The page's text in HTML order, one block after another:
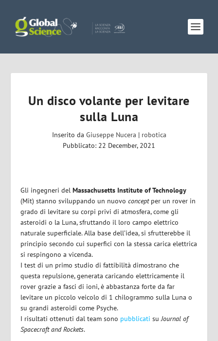
Un disco volante per levitare
sulla Luna
Inserito da Giuseppe Nucera | robotica
Pubblicato: 22 December, 2021
Gli ingegneri delMassachusetts Institute of Technology
(Mit) stanno sviluppando un nuovoconceptper un rover in
grado di levitare su corpi privi di atmosfera, come gli
asteroidi o la Luna, sfruttando il loro campo elettrico
naturale superficiale. Alla base dell’idea, si sfrutterebbe il
principio secondo cui superfici con la stessa carica elettrica
si respingono a vicenda.
I test di un primo studio di fattibilità dimostrano che
questa repulsione, generata caricando elettricamente il
rover grazie a fasci di ioni, è abbastanza forte da far
levitare un piccolo veicolo di 1 chilogrammo sulla Luna o
su grandi asteroidi come Psyche.
I risultati ottenuti dal team sono pubblicati suJournal of
Spacecraft and Rockets.